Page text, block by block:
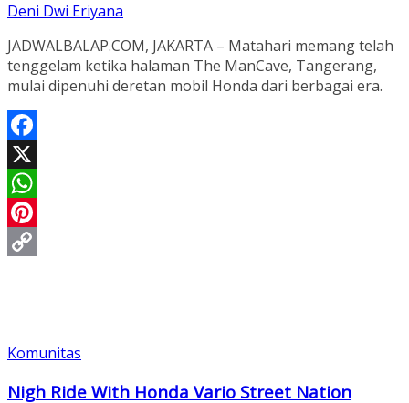
Deni Dwi Eriyana
JADWALBALAP.COM, JAKARTA – Matahari memang telah
tenggelam ketika halaman The ManCave, Tangerang,
mulai dipenuhi deretan mobil Honda dari berbagai era.
Facebook
X
WhatsApp
Pinterest
Komunitas
Nigh Ride With Honda Vario Street Nation